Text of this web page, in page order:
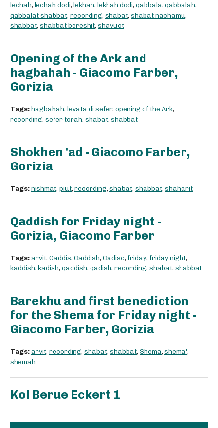
lechah, lechah dodi, lekhah, lekhah dodi, qabbala, qabbalah,
qabbalat shabbat, recording, shabat, shabat nachamu,
shabbat, shabbat bereshit, shavuot
Opening of the Ark and
hagbahah - Giacomo Farber,
Gorizia
Tags:hagbahah, levata di sefer, opening of the Ark,
recording, sefer torah, shabat, shabbat
Shokhen 'ad - Giacomo Farber,
Gorizia
Tags:nishmat, piut, recording, shabat, shabbat, shaharit
Qaddish for Friday night -
Gorizia, Giacomo Farber
Tags:arvit, Caddis, Caddish, Cadisc, friday, friday night,
kaddish, kadish, qaddish, qadish, recording, shabat, shabbat
Barekhu and first benediction
for the Shema for Friday night -
Giacomo Farber, Gorizia
Tags:arvit, recording, shabat, shabbat, Shema, shema',
shemah
Kol Berue Eckert 1